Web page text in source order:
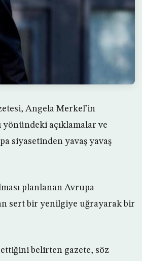
Angela Merkel’in
açıklamalar ve
siyasetinden yavaş yavaş
planlanan Avrupa
sert bir yenilgiye uğrayarak bir
ettiğini belirten gazete, söz